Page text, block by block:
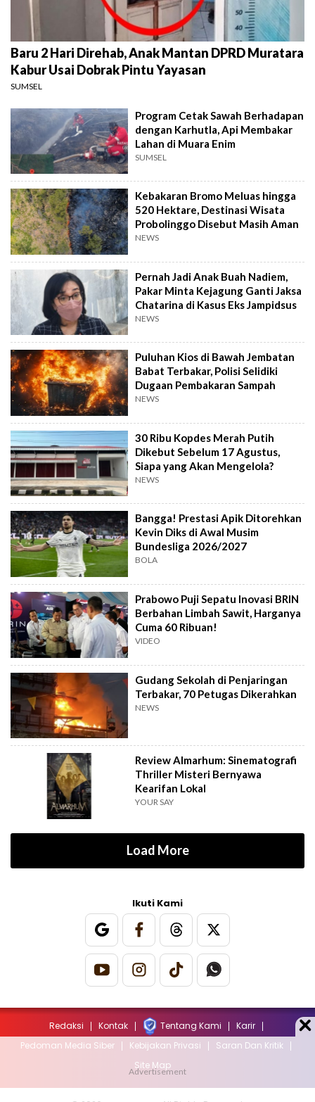
Baru 2 Hari Direhab, Anak Mantan DPRD Muratara
Kabur Usai Dobrak Pintu Yayasan
SUMSEL
Program Cetak Sawah Berhadapan
dengan Karhutla, Api Membakar
Lahan di Muara Enim
SUMSEL
Kebakaran Bromo Meluas hingga
520 Hektare, Destinasi Wisata
Probolinggo Disebut Masih Aman
NEWS
Pernah Jadi Anak Buah Nadiem,
Pakar Minta Kejagung Ganti Jaksa
Chatarina di Kasus Eks Jampidsus
NEWS
Puluhan Kios di Bawah Jembatan
Babat Terbakar, Polisi Selidiki
Dugaan Pembakaran Sampah
NEWS
30 Ribu Kopdes Merah Putih
Dikebut Sebelum 17 Agustus,
Siapa yang Akan Mengelola?
NEWS
Bangga! Prestasi Apik Ditorehkan
Kevin Diks di Awal Musim
Bundesliga 2026/2027
BOLA
Prabowo Puji Sepatu Inovasi BRIN
Berbahan Limbah Sawit, Harganya
Cuma 60 Ribuan!
VIDEO
Gudang Sekolah di Penjaringan
Terbakar, 70 Petugas Dikerahkan
NEWS
Review Almarhum: Sinematografi
Thriller Misteri Bernyawa
Kearifan Lokal
YOUR SAY
Load More
Ikuti Kami
Redaksi Kontak Tentang Kami
Karir
Pedoman Media Siber
Kebijakan Privasi
Saran Dan Kritik
Site Map